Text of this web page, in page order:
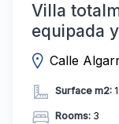
Villa
equipada
Calle
Surface m2:
Rooms: 3